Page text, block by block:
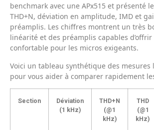
benchmark avec une APx515 et présenté
THD+N, déviation en amplitude, IMD et
préamplis. Les chiffres montrent un très
linéarité et des préamplis capables
confortable pour les micros exigeants.
Voici un tableau synthétique des mesures
pour vous aider à comparer rapidement
Section
Déviation
(1 kHz)
THD+N
(@1
kHz)
THD
(@1
kHz)